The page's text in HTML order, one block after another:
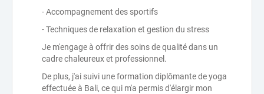
- Accompagnement des sportifs
- Techniques de relaxation et gestion du stress
Je m'engage à offrir des soins de qualité dans un
cadre chaleureux et professionnel.
De plus, j'ai suivi une formation diplômante de yoga
effectuée à Bali, ce qui m'a permis d'élargir mon